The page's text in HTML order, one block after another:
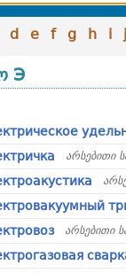
d e f g h i j
Э
არსებითი
არსებითი